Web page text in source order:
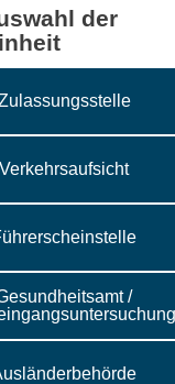
6
der
Verkehrsaufsicht
/